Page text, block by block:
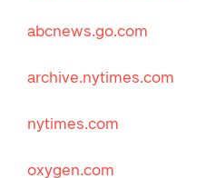
abcnews.go.com
archive.nytimes.com
nytimes.com
oxygen.com